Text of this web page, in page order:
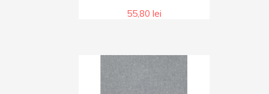
55,80 lei